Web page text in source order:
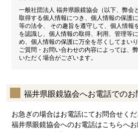
一般社団法人 福井県眼鏡協会（以下、弊会
取得する個人情報につき、個人情報の保護
等の法令、 その趣旨を遵守して、個人情報
を認識し、個人情報の取得、利用、管理等
め、個人情報の保護に万全を尽くしてまいり
ご質問・お問い合わせの内容によっては、
いただく場合がございます。
福井県眼鏡協会へお電話でのお
お急ぎの場合はお電話にてお問合せくだ
福井県眼鏡協会へのお電話はこちらへ